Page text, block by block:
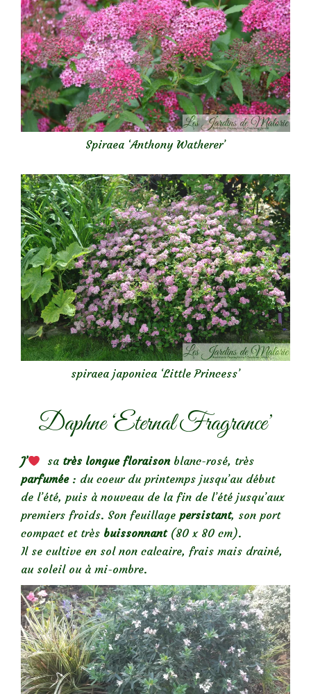
Spiraea ‘Anthony Watherer’
spiraea japonica ‘Little Princess’
Daphne ‘Eternal Fragrance’
J’ sa très longue floraisonblanc-rosé, très
parfumée: du coeur du printemps jusqu’au début
de l’été, puis à nouveau de la fin de l’été jusqu’aux
premiers froids. Son feuillage persistant, son port
compact et très buissonnant(80 x 80 cm).
Il se cultive en sol non calcaire, frais mais drainé,
au soleil ou à mi-ombre.